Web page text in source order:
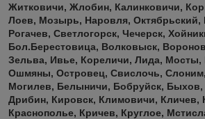
Житковичи, Жлобин, Калинковичи,
Лоев, Мозырь, Наровля, Октябрьский,
Рогачев, Светлогорск, Чечерск,
Бол.Берестовица, Волковыск,
Зельва, Ивье, Кореличи, Лида, Мосты,
Ошмяны, Островец, Свислочь,
Могилев, Белыничи, Бобруйск, Быхов,
Дрибин, Кировск, Климовичи, Кличев,
Краснополье, Кричев, Круглое,